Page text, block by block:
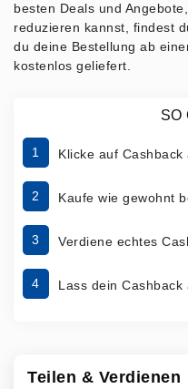
besten Deals und
reduzieren kannst, findest
du deine Bestellung ab
kostenlos geliefert.
SO
1 Klicke auf Cashback
2 Kaufe wie gewohnt
3 Verdiene echtes
4 Lass dein Cashback
Teilen & Verdienen